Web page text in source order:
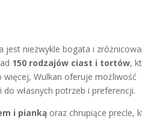
jest niezwykle bogata i
150 rodzajów ciast i tortów,
więcej, Wulkan oferuje możliwość
własnych potrzeb i preferencji.
i pianką oraz chrupiące precle,